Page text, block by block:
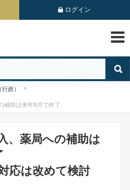
ログイン
政）
補助は来年9月で終了
、薬局への補助は
応は改めて検討